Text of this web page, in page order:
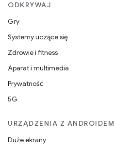
ODKRYWAJ
Gry
Systemy uczące się
Zdrowie i fitness
Aparat i multimedia
Prywatność
5G
URZĄDZENIA Z ANDROIDEM
Duże ekrany